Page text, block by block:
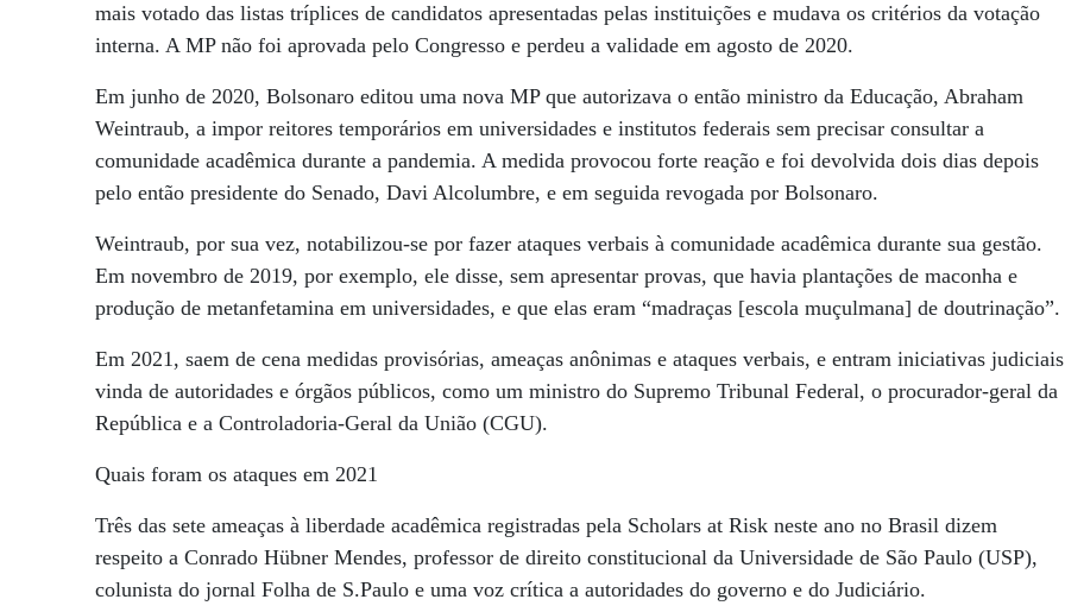
mais votado das listas tríplices de candidatos apresentadas pelas instituições e mudava os critérios da votação
interna. A MP não foi aprovada pelo Congresso e perdeu a validade em agosto de 2020.
Em junho de 2020, Bolsonaro editou uma nova MP que autorizava o então ministro da Educação, Abraham
Weintraub, a impor reitores temporários em universidades e institutos federais sem precisar consultar a
comunidade acadêmica durante a pandemia. A medida provocou forte reação e foi devolvida dois dias depois
pelo então presidente do Senado, Davi Alcolumbre, e em seguida revogada por Bolsonaro.
Weintraub, por sua vez, notabilizou-se por fazer ataques verbais à comunidade acadêmica durante sua gestão.
Em novembro de 2019, por exemplo, ele disse, sem apresentar provas, que havia plantações de maconha e
produção de metanfetamina em universidades, e que elas eram “madraças [escola muçulmana] de doutrinação”.
Em 2021, saem de cena medidas provisórias, ameaças anônimas e ataques verbais, e entram iniciativas judiciais
vinda de autoridades e órgãos públicos, como um ministro do Supremo Tribunal Federal, o procurador-geral da
República e a Controladoria-Geral da União (CGU).
Quais foram os ataques em 2021
Três das sete ameaças à liberdade acadêmica registradas pela Scholars at Risk neste ano no Brasil dizem
respeito a Conrado Hübner Mendes, professor de direito constitucional da Universidade de São Paulo (USP),
colunista do jornal Folha de S.Paulo e uma voz crítica a autoridades do governo e do Judiciário.